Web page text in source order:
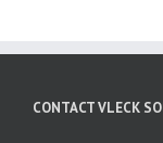
CONTACT VLECK